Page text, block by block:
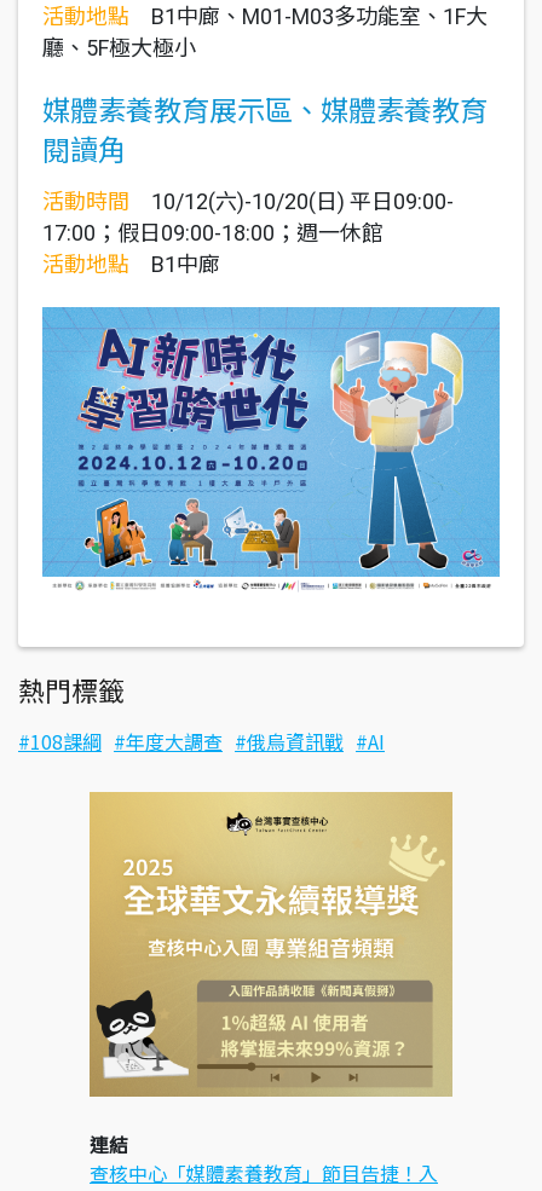
活動地點 B1中廊、M01-M03多功能室、1F大
廳、5F極大極小
媒體素養教育展示區、媒體素養教育
閱讀角
活動時間
10/12(六)-10/20(日) 平日09:00-
17:00；假日09:00-18:00；週一休館
活動地點 B1中廊
熱門標籤
108課綱 年度大調查 俄烏資訊戰 AI
連結
查核中心「媒體素養教育」節目告捷！入